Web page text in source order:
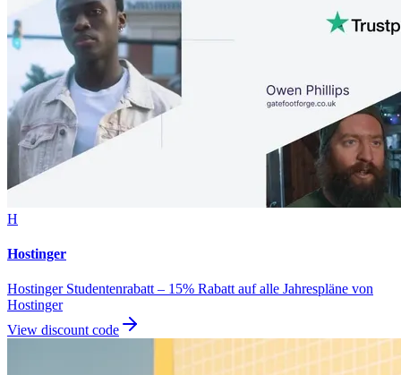
H
Hostinger
Hostinger Studentenrabatt – 15% Rabatt auf alle Jahrespläne von
Hostinger
View discount code